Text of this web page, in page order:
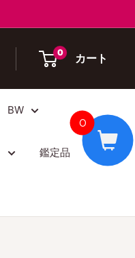
0 カート
BW
鑑定品
0